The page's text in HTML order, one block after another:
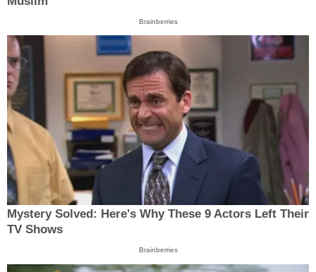
Brainberries
Mystery Solved: Here's Why These 9 Actors Left Their
TV Shows
Brainberries